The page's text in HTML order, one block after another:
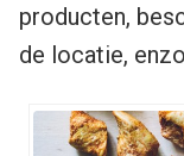
producten,
de locatie,